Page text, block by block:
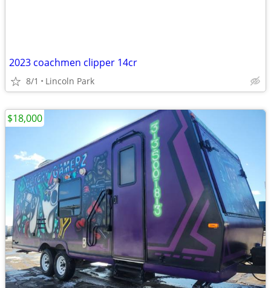
2023 coachmen clipper 14cr
8/1 Lincoln Park
$18,000